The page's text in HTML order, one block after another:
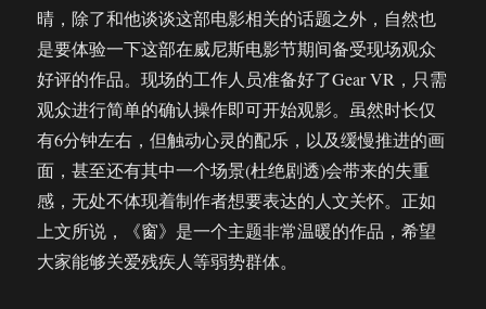
晴，除了和他谈谈这部电影相关的话题之外，自然也
是要体验一下这部在威尼斯电影节期间备受现场观众
好评的作品。现场的工作人员准备好了Gear VR，只需
观众进行简单的确认操作即可开始观影。虽然时长仅
有6分钟左右，但触动心灵的配乐，以及缓慢推进的画
面，甚至还有其中一个场景(杜绝剧透)会带来的失重
感，无处不体现着制作者想要表达的人文关怀。正如
上文所说，《窗》是一个主题非常温暖的作品，希望
大家能够关爱残疾人等弱势群体。